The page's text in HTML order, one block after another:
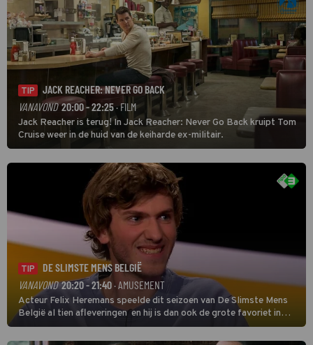
TIP
JACK REACHER: NEVER GO BACK
VANAVOND 20:00 - 22:25 · FILM
Jack Reacher is terug! In Jack Reacher: Never Go Back kruipt Tom
Cruise weer in de huid van de keiharde ex-militair.
TIP
DE SLIMSTE MENS BELGIË
VANAVOND 20:20 - 21:40· AMUSEMENT
Acteur Felix Heremans speelde dit seizoen van De Slimste Mens
België al tien afleveringen en hij is dan ook de grote favoriet in
deze seizoensfinale. En er is Nederlandse inbreng, want komiek
Soundos El Ahmadi neemt plaats aan de jurytafel.